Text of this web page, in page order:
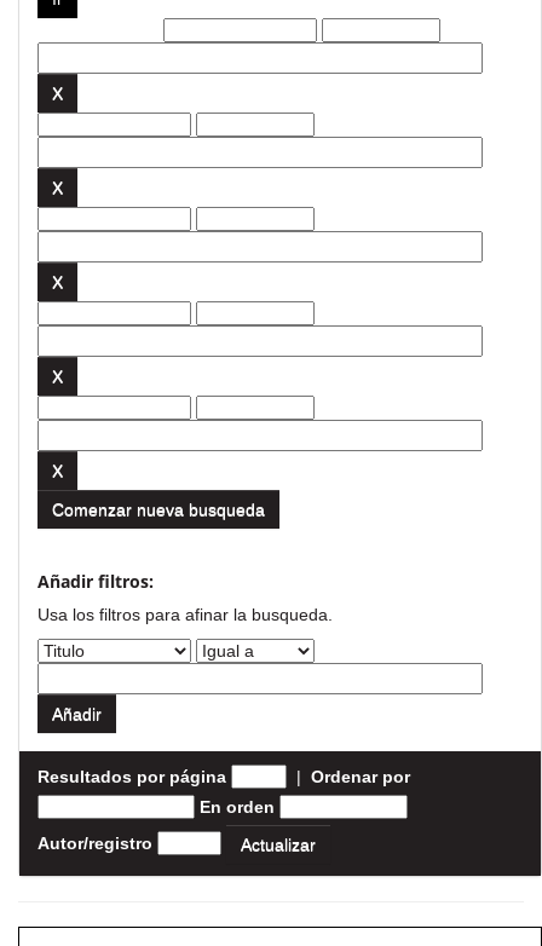
Comenzar nueva busqueda
Añadir filtros:
Usa los filtros para afinar la busqueda.
Resultados por página | Ordenar por
En orden
Autor/registro